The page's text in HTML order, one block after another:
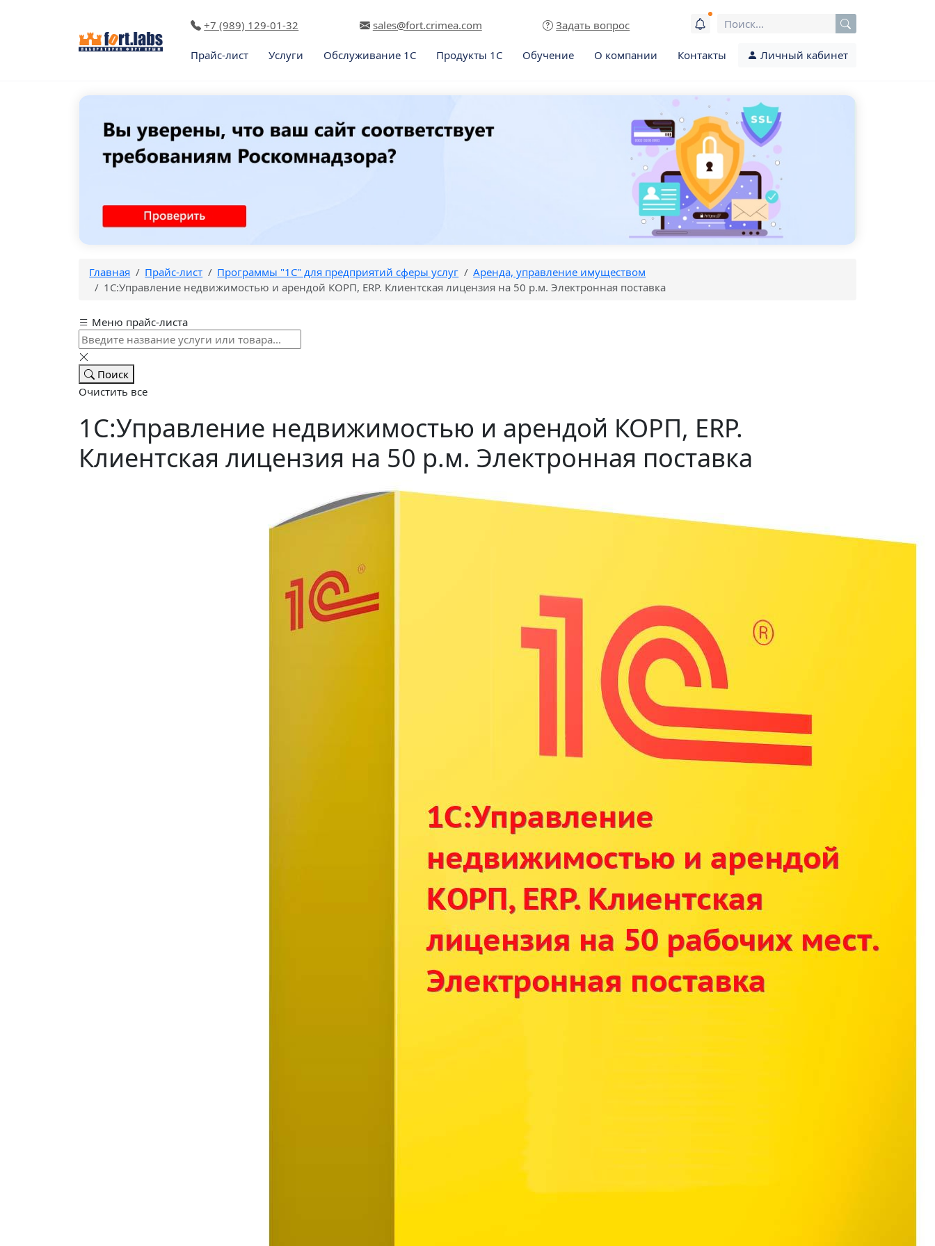
+7 (989) 129-01-32 sales@fort.crimea.com Задать вопрос
Прайс-лист Услуги Обслуживание 1С Продукты 1С Обучение О компании Контакты Личный кабинет
Главная Прайс-лист Программы "1C" для предприятий сферы услуг
Аренда, управление имуществом
1С:Управление недвижимостью и арендой КОРП, ERP. Клиентская лицензия на 50 р.м. Электронная поставка
Меню прайс-листа
Поиск
Очистить все
1С:Управление недвижимостью и арендой КОРП, ERP.
Клиентская лицензия на 50 р.м. Электронная поставка